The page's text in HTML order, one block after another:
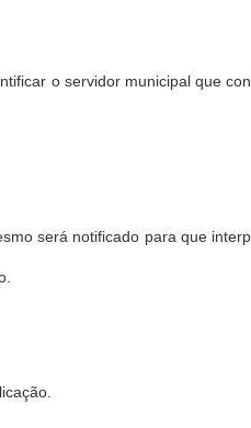
o servidor municipal que
será notificado para que